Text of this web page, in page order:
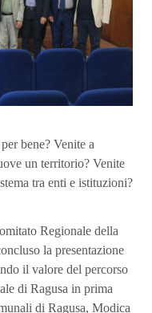
bene? Venite a
un territorio? Venite
tra enti e istituzioni?
Regionale della
la presentazione
il valore del percorso
di Ragusa in prima
di Ragusa, Modica